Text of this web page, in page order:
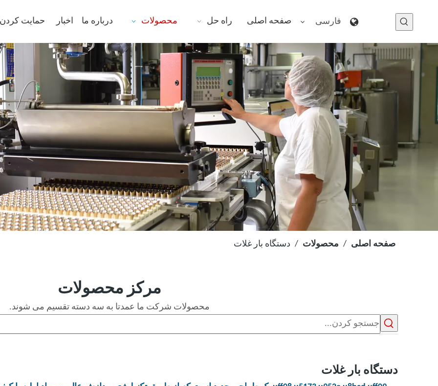
صفحه اصلی راه حل محصولات درباره ما اخبار حمایت فارسی
صفحه اصلی / محصولات / دستگاه بار غلات
مرکز محصولات
محصولات شرکت ما عمدتا به سه دسته تقسیم می شوند.
دستگاه بار غلات